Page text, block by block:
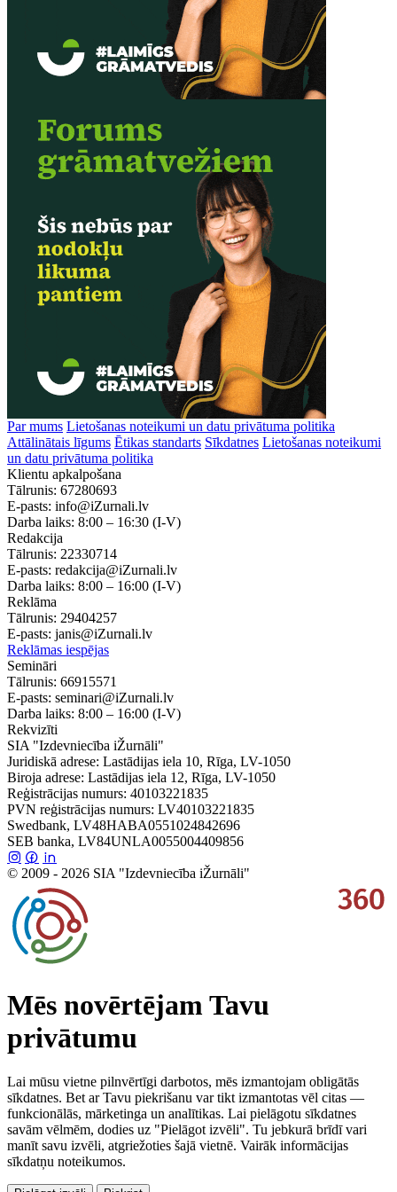
Par mums Lietošanas noteikumi un datu privātuma politika
Attālinātais līgums Ētikas standarts Sīkdatnes Lietošanas noteikumi
un datu privātuma politika
Klientu apkalpošana
Tālrunis: 67280693
E-pasts: info@iZurnali.lv
Darba laiks: 8:00 – 16:30 (I-V)
Redakcija
Tālrunis: 22330714
E-pasts: redakcija@iZurnali.lv
Darba laiks: 8:00 – 16:00 (I-V)
Reklāma
Tālrunis: 29404257
E-pasts: janis@iZurnali.lv
Reklāmas iespējas
Semināri
Tālrunis: 66915571
E-pasts: seminari@iZurnali.lv
Darba laiks: 8:00 – 16:00 (I-V)
Rekvizīti
SIA "Izdevniecība iŽurnāli"
Juridiskā adrese: Lastādijas iela 10, Rīga, LV-1050
Biroja adrese: Lastādijas iela 12, Rīga, LV-1050
Reģistrācijas numurs: 40103221835
PVN reģistrācijas numurs: LV40103221835
Swedbank, LV48HABA0551024842696
SEB banka, LV84UNLA0055004409856
© 2009 - 2026 SIA "Izdevniecība iŽurnāli"
Mēs novērtējam Tavu
privātumu
Lai mūsu vietne pilnvērtīgi darbotos, mēs izmantojam obligātās
sīkdatnes. Bet ar Tavu piekrišanu var tikt izmantotas vēl citas —
funkcionālās, mārketinga un analītikas. Lai pielāgotu sīkdatnes
savām vēlmēm, dodies uz "Pielāgot izvēli". Tu jebkurā brīdī vari
manīt savu izvēli, atgriežoties šajā vietnē. Vairāk informācijas
sīkdatņu noteikumos.